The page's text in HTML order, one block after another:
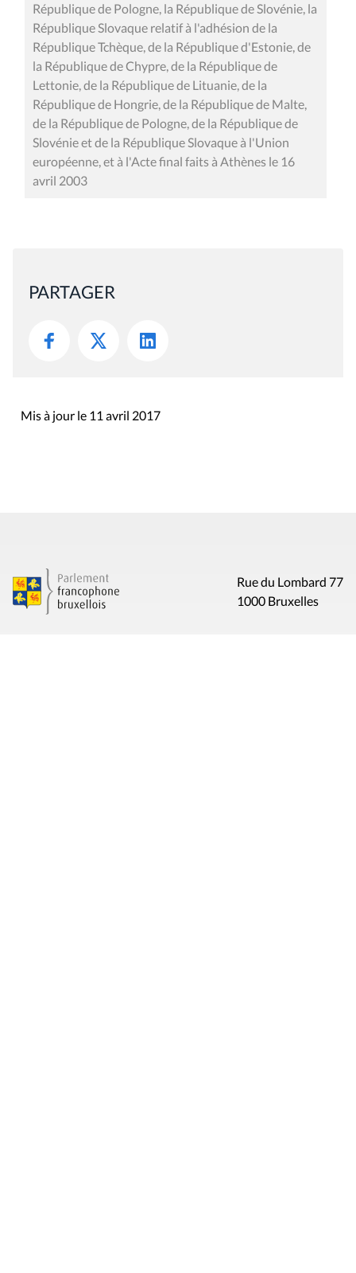
République de Pologne, la République de Slovénie, la
République Slovaque relatif à l'adhésion de la
République Tchèque, de la République d'Estonie, de
la République de Chypre, de la République de
Lettonie, de la République de Lituanie, de la
République de Hongrie, de la République de Malte,
de la République de Pologne, de la République de
Slovénie et de la République Slovaque à l'Union
européenne, et à l'Acte final faits à Athènes le 16
avril 2003
PARTAGER
Mis à jour le 11 avril 2017
Rue du Lombard 77
1000 Bruxelles